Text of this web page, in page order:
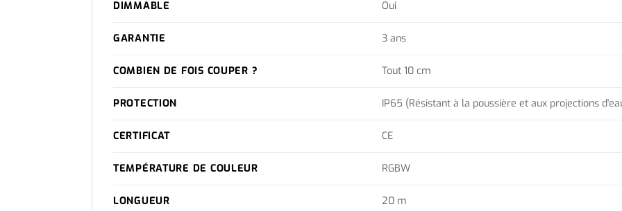
DIMMABLE Oui
GARANTIE 3 ans
COMBIEN DE FOIS COUPER ? Tout 10 cm
PROTECTION IP65 (Résistant à la poussière et aux projections
CERTIFICAT CE
TEMPÉRATURE DE COULEUR RGBW
LONGUEUR 20 m